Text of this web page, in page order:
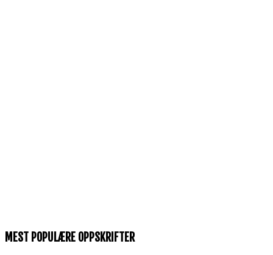
MEST POPULÆRE OPPSKRIFTER